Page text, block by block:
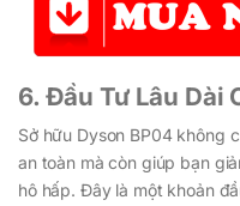
6. Đầu Tư Lâu Dài
Sở hữu Dyson BP04 không
an toàn mà còn giúp bạn
hô hấp. Đây là một khoản